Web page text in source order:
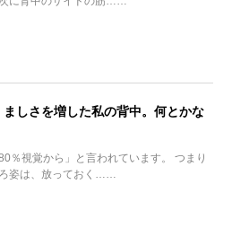
しさを増した私の背中。何とかな
％視覚から」と言われています。 つまり
姿は、放っておく……